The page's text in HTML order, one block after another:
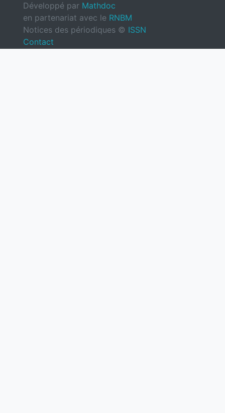
Développé par Mathdoc
en partenariat avec le RNBM
Notices des périodiques © ISSN
Contact